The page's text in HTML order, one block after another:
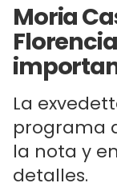
Moria
La
programa
la nota y
detalles.